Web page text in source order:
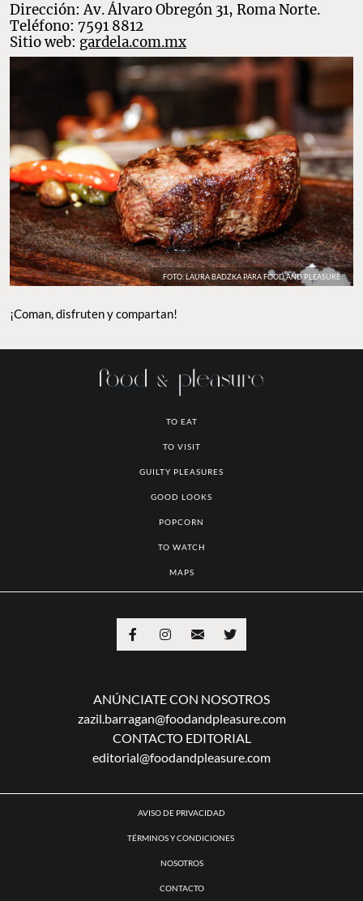
Dirección: Av. Álvaro Obregón 31, Roma Norte.
Teléfono: 7591 8812
Sitio web: gardela.com.mx
FOTO: LAURA BADZKA PARA FOOD AND PLEASURE
¡Coman, disfruten y compartan!
TO EAT
TO VISIT
GUILTY PLEASURES
GOOD LOOKS
POPCORN
TO WATCH
MAPS
ANÚNCIATE CON NOSOTROS
zazil.barragan@foodandpleasure.com
CONTACTO EDITORIAL
editorial@foodandpleasure.com
AVISO DE PRIVACIDAD
TÉRMINOS Y CONDICIONES
NOSOTROS
CONTACTO